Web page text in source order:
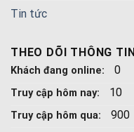
Tin tức
THEO DÕI THÔNG TIN
Khách đang online: 0
Truy cập hôm nay: 10
Truy cập hôm qua: 900